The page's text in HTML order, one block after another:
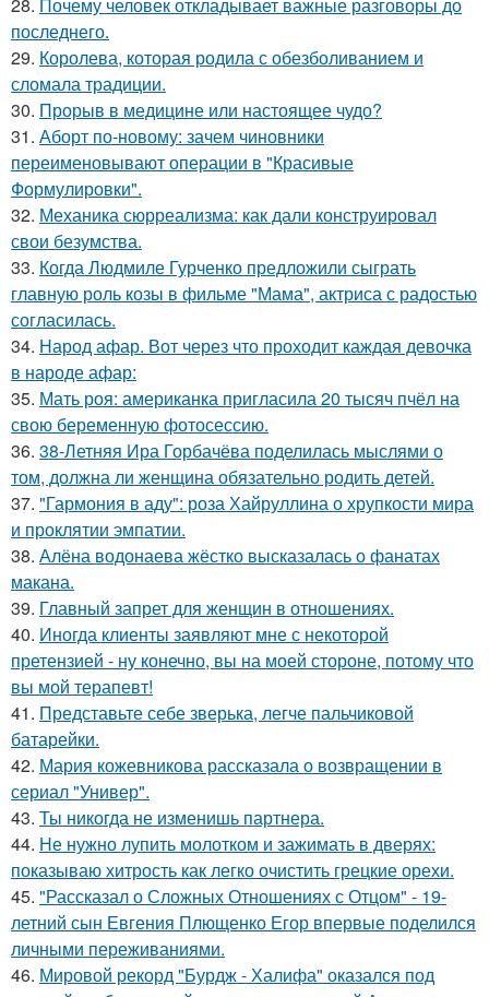
28. Почему человек откладывает важные разговоры до
последнего.
29. Королева, которая родила с обезболиванием и
сломала традиции.
30. Прорыв в медицине или настоящее чудо?
31. Аборт по-новому: зачем чиновники
переименовывают операции в "Красивые
Формулировки".
32. Механика сюрреализма: как дали конструировал
свои безумства.
33. Когда Людмиле Гурченко предложили сыграть
главную роль козы в фильме "Мама", актриса с радостью
согласилась.
34. Народ афар. Вот через что проходит каждая девочка
в народе афар:
35. Мать роя: американка пригласила 20 тысяч пчёл на
свою беременную фотосессию.
36. 38-Летняя Ира Горбачёва поделилась мыслями о
том, должна ли женщина обязательно родить детей.
37. "Гармония в аду": роза Хайруллина о хрупкости мира
и проклятии эмпатии.
38. Алёна водонаева жёстко высказалась о фанатах
макана.
39. Главный запрет для женщин в отношениях.
40. Иногда клиенты заявляют мне с некоторой
претензией - ну конечно, вы на моей стороне, потому что
вы мой терапевт!
41. Представьте себе зверька, легче пальчиковой
батарейки.
42. Мария кожевникова рассказала о возвращении в
сериал "Универ".
43. Ты никогда не изменишь партнера.
44. Не нужно лупить молотком и зажимать в дверях:
показываю хитрость как легко очистить грецкие орехи.
45. "Рассказал о Сложных Отношениях с Отцом" - 19-
летний сын Евгения Плющенко Егор впервые поделился
личными переживаниями.
46. Мировой рекорд "Бурдж - Халифа" оказался под